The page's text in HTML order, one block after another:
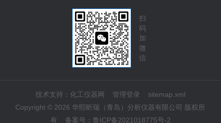
扫
码
加
微
信
技术支持： 化工仪器网 管理登录
sitemap.xml
Copyright © 2026 华熙昕瑞（青岛）分析仪器有限公司 版权所
有 备案号： 鲁ICP备2021018775号-2